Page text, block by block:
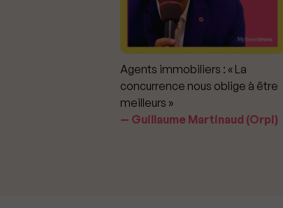
Agents immobiliers : « La
concurrence nous oblige à être
meilleurs »
Guillaume Martinaud (Orpi)